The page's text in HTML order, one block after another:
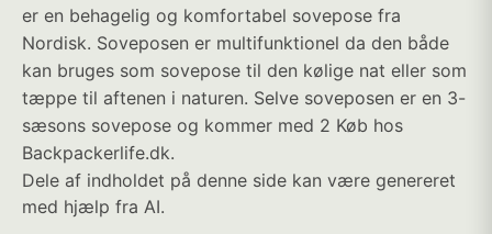
er en behagelig og komfortabel sovepose fra
Nordisk. Soveposen er multifunktionel da den både
kan bruges som sovepose til den kølige nat eller som
tæppe til aftenen i naturen. Selve soveposen er en 3-
sæsons sovepose og kommer med 2 Køb hos
Backpackerlife.dk.
Dele af indholdet på denne side kan være genereret
med hjælp fra AI.